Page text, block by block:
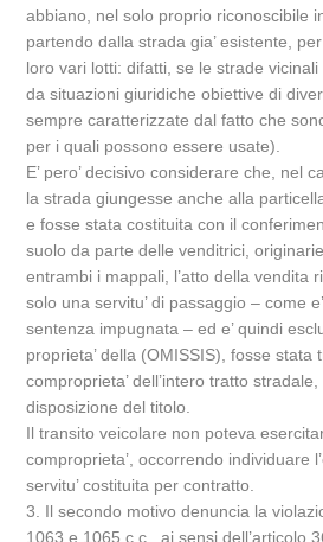
abbiano, nel solo proprio riconoscibile
partendo dalla strada gia’ esistente,
loro vari lotti: difatti, se le strade
da situazioni giuridiche obiettive di
sempre caratterizzate dal fatto che
per i quali possono essere usate).
E’ pero’ decisivo considerare che, nel
la strada giungesse anche alla
e fosse stata costituita con il
suolo da parte delle venditrici,
entrambi i mappali, l’atto della vendita
solo una servitu’ di passaggio – come
sentenza impugnata – ed e’ quindi
proprieta’ della (OMISSIS), fosse stata
comproprieta’ dell’intero tratto
disposizione del titolo.
Il transito veicolare non poteva
comproprieta’, occorrendo individuare
servitu’ costituita per contratto.
3. Il secondo motivo denuncia la
1063 e 1065 c.c., ai sensi dell’articolo